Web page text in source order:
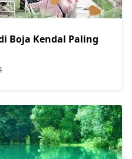
Boja Kendal Paling